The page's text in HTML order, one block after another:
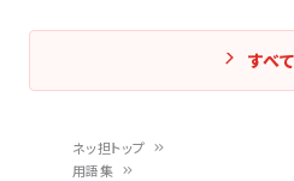
ネッ担トップ
用語集
すべ